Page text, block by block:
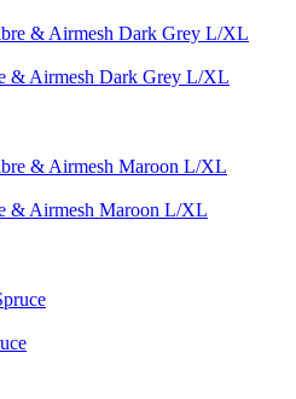
& Airmesh Dark Grey L/XL
& Airmesh Maroon L/XL